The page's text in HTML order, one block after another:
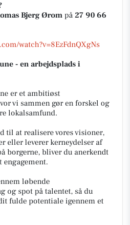
Bjerg Ørom på 27 90 66
watch?v=8EzFdnQXgNs
- en arbejdsplads i
er et ambitiøst
vi sammen gør en forskel og
lokalsamfund.
til at realisere vores visioner,
eller leverer kerneydelser af
borgerne, bliver du anerkendt
løbende
og spot på talentet, så du
fulde potentiale igennem et